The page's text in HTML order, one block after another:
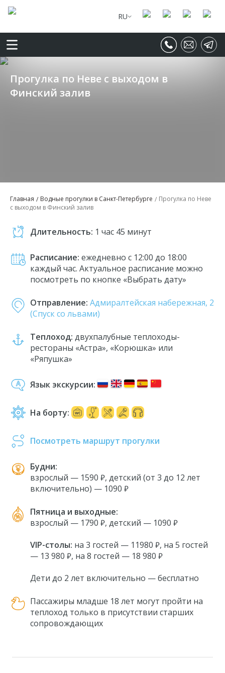
RU
Прогулка по Неве с выходом в
Финский залив
Главная Водные прогулки в Санкт-Петербурге
Прогулка по Неве
с выходом в Финский залив
Длительность: 1 час 45 минут
Расписание: ежедневно с 12:00 до 18:00
каждый час. Актуальное расписание можно
посмотреть по кнопке «Выбрать дату»
Отправление: Адмиралтейская набережная, 2
(Спуск со львами)
Теплоход: двухпалубные теплоходы-
рестораны «‎Астра», «‎Корюшка» или
«‎Ряпушка»
Язык экскурсии:
На борту:
Посмотреть маршрут прогулки
Будни:
взрослый — 1590 ₽, детский (от 3 до 12 лет
включительно) — 1090 ₽
Пятница и выходные:
взрослый — 1790 ₽, детский — 1090 ₽
VIP-столы: на 3 гостей — 11980 ₽, на 5 гостей
— 13 980 ₽, на 8 гостей — 18 980 ₽
Дети до 2 лет включительно — бесплатно
Пассажиры младше 18 лет могут пройти на
теплоход только в присутствии старших
сопровождающих